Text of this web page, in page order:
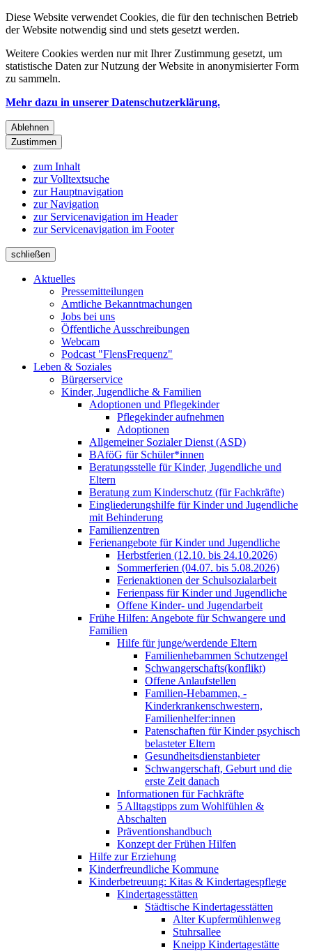
Diese Website verwendet Cookies, die für den technischen Betrieb
der Website notwendig sind und stets gesetzt werden.
Weitere Cookies werden nur mit Ihrer Zustimmung gesetzt, um
statistische Daten zur Nutzung der Website in anonymisierter Form
zu sammeln.
Mehr dazu in unserer Datenschutzerklärung.
Ablehnen
Zustimmen
zum Inhalt
zur Volltextsuche
zur Hauptnavigation
zur Navigation
zur Servicenavigation im Header
zur Servicenavigation im Footer
schließen
Aktuelles
Pressemitteilungen
Amtliche Bekanntmachungen
Jobs bei uns
Öffentliche Ausschreibungen
Webcam
Podcast "FlensFrequenz"
Leben & Soziales
Bürgerservice
Kinder, Jugendliche & Familien
Adoptionen und Pflegekinder
Pflegekinder aufnehmen
Adoptionen
Allgemeiner Sozialer Dienst (ASD)
BAföG für Schüler*innen
Beratungsstelle für Kinder, Jugendliche und
Eltern
Beratung zum Kinderschutz (für Fachkräfte)
Eingliederungshilfe für Kinder und Jugendliche
mit Behinderung
Familienzentren
Ferienangebote für Kinder und Jugendliche
Herbstferien (12.10. bis 24.10.2026)
Sommerferien (04.07. bis 5.08.2026)
Ferienaktionen der Schulsozialarbeit
Ferienpass für Kinder und Jugendliche
Offene Kinder- und Jugendarbeit
Frühe Hilfen: Angebote für Schwangere und
Familien
Hilfe für junge/werdende Eltern
Familienhebammen Schutzengel
Schwangerschafts(konflikt)
Offene Anlaufstellen
Familien-Hebammen, -
Kinderkrankenschwestern,
Familienhelfer:innen
Patenschaften für Kinder psychisch
belasteter Eltern
Gesundheitsdienstanbieter
Schwangerschaft, Geburt und die
erste Zeit danach
Informationen für Fachkräfte
5 Alltagstipps zum Wohlfühlen &
Abschalten
Präventionshandbuch
Konzept der Frühen Hilfen
Hilfe zur Erziehung
Kinderfreundliche Kommune
Kinderbetreuung: Kitas & Kindertagespflege
Kindertagesstätten
Städtische Kindertagesstätten
Alter Kupfermühlenweg
Stuhrsallee
Kneipp Kindertagestätte